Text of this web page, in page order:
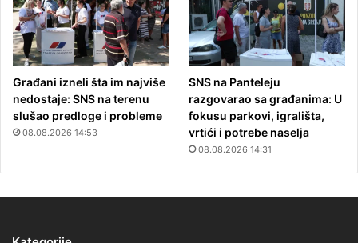
Građani izneli šta im najviše
nedostaje: SNS na terenu
slušao predloge i probleme
08.08.2026 14:53
SNS na Panteleju
razgovarao sa građanima: U
fokusu parkovi, igrališta,
vrtići i potrebe naselja
08.08.2026 14:31